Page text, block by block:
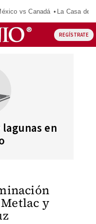
vs Canadá La Casa de
REGÍSTRATE
en
y